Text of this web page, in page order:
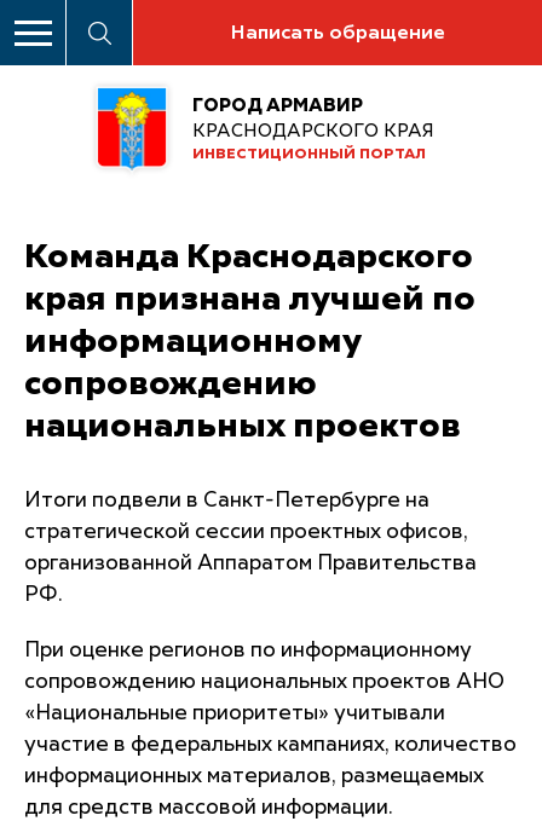
Написать обращение
ГОРОД АРМАВИР
КРАСНОДАРСКОГО КРАЯ
ИНВЕСТИЦИОННЫЙ ПОРТАЛ
Команда Краснодарского
края признана лучшей по
информационному
сопровождению
национальных проектов
Итоги подвели в Санкт-Петербурге на
стратегической сессии проектных офисов,
организованной Аппаратом Правительства
РФ.
При оценке регионов по информационному
сопровождению национальных проектов АНО
«Национальные приоритеты» учитывали
участие в федеральных кампаниях, количество
информационных материалов, размещаемых
для средств массовой информации.